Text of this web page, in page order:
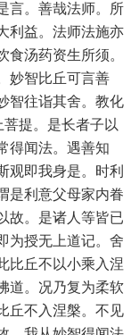
言。善哉法师。所
利益。法师法施亦
汤药资生所须。
妙智比丘可言善
智往诣其舍。教化
提。是长者子以
得闻法。遇善知
观即我身是。时利
是利意父母家内眷
故。是诸人等皆已
为授无上道记。舍
比丘不以小乘入涅
道。况乃复为柔软
丘不入涅槃。不见